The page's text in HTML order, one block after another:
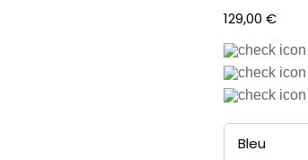
129,00 €